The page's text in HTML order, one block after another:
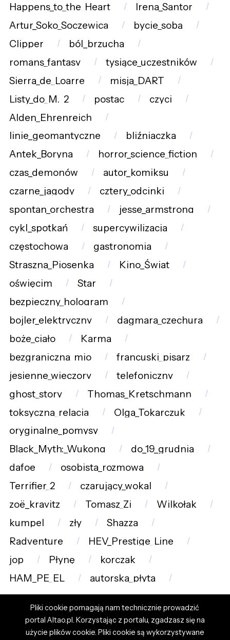
Happens_to_the_Heart
Irena_Santor
Artur_Soko_Soczewica
bycie_sobą
Clipper
ból_brzucha
romans_fantasy
tysiące_uczestników
Sierra_de_Loarre
misja_DART
Listy_do_M._2
postac
czyci
Alden_Ehrenreich
linie_geomantyczne
bliźniaczka
Antek_Boryna
horror_science_fiction
czas_demonów
autor_komiksu
czarne_jagody
cztery_odcinki
spontan_orchestra
jesse_armstrong
cykl_spotkań
supercywilizacja
częstochowa
gastronomia
Straszna_Piosenka
Kino_Świat
oświęcim
Star
bezpieczny_hologram
bojler_elektryczny
dagmara_czechura
boże_ciało
Karma
bezgraniczna_mio
francuski_pisarz
jesienne_wieczory
telefoniczny
ghost_story
Thomas_Kretschmann
toksyczna_relacja
Olga_Tokarczuk
oryginalne_pomysy
Black_Myth:_Wukong
do_19_grudnia
dafoe
osobista_rozmowa
Terrifier_2
czarujący_wokal
zoë_kravitz
Tomasz_Zi
Wilkołak
kumpel
zły
Shazza
Radventure
HEV_Prestige_Line
jop
Płynę
korczak
HAM_PE_EL
autorska_płyta
Pliki cookie pomagają nam technicznie prowadzić
portal Altao.pl. Korzystając z portalu, zgadzasz się na
użycie plików cookie. Pliki cookie są wykorzystywane